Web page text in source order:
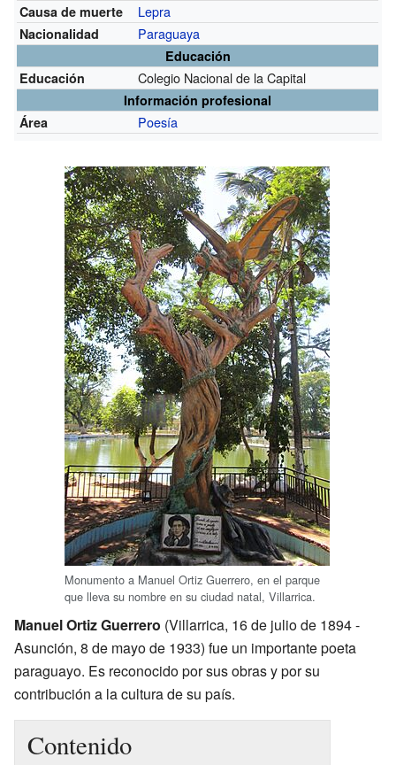
Causa de muerte Lepra
Nacionalidad Paraguaya
Educación
Educación
Colegio Nacional de la Capital
Información profesional
Área
Poesía
Monumento a Manuel Ortiz Guerrero, en el parque
que lleva su nombre en su ciudad natal, Villarrica.
Manuel Ortiz Guerrero (Villarrica, 16 de julio de 1894 -
Asunción, 8 de mayo de 1933) fue un importante poeta
paraguayo. Es reconocido por sus obras y por su
contribución a la cultura de su país.
Contenido